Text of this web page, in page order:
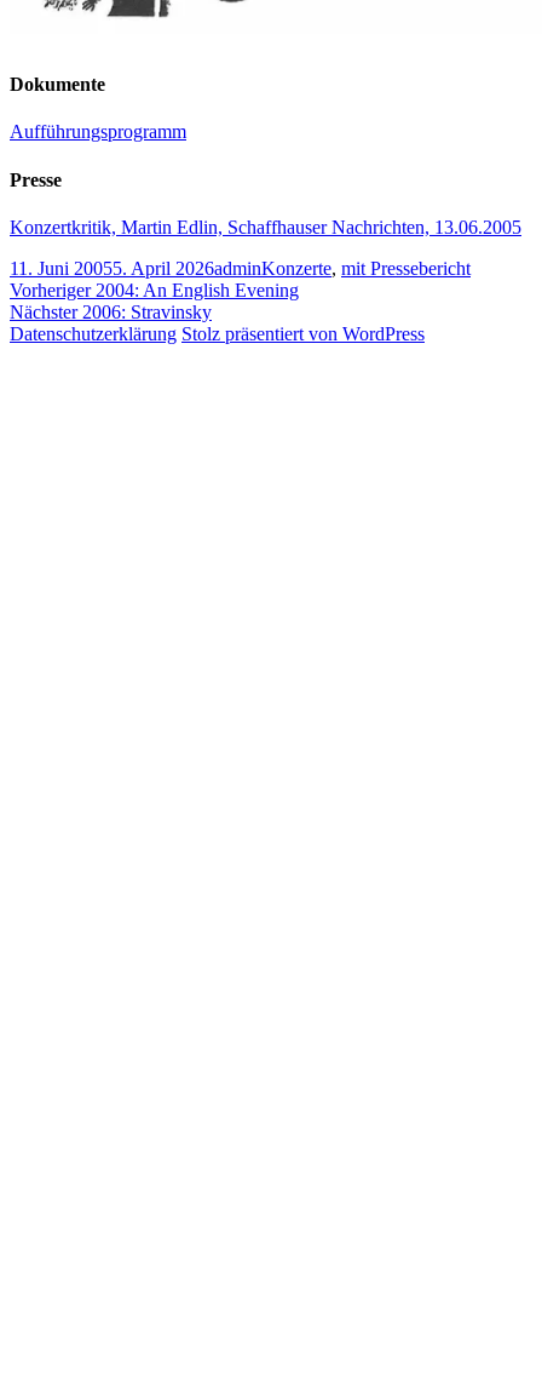
Dokumente
Aufführungsprogramm
Presse
Konzertkritik, Martin Edlin, Schaffhauser Nachrichten, 13.06.2005
Veröffentlicht
am
11. Juni 20055. April 2026Autor
adminKategorien
Konzerte, mit Pressebericht
Beitragsnavigation
Vorheriger Vorheriger
Beitrag:
2004: An English Evening
Nächster Nächster
Beitrag:
2006: Stravinsky
Datenschutzerklärung Stolz präsentiert von WordPress